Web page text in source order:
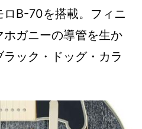
ロB-70を搭載。フィニ
ガニーの導管を生か
ック・ドッグ・カラ